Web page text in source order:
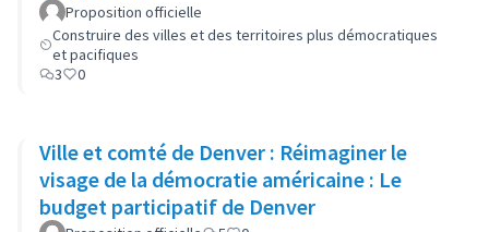
Proposition officielle
Construire des villes et des territoires plus démocratiques
et pacifiques
3
0
Ville et comté de Denver : Réimaginer le
visage de la démocratie américaine : Le
budget participatif de Denver